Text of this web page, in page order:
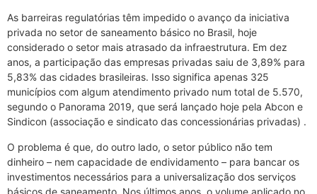
As barreiras regulatórias têm impedido o avanço da iniciativa
privada no setor de saneamento básico no Brasil, hoje
considerado o setor mais atrasado da infraestrutura. Em dez
anos, a participação das empresas privadas saiu de 3,89% para
5,83% das cidades brasileiras. Isso significa apenas 325
municípios com algum atendimento privado num total de 5.570,
segundo o Panorama 2019, que será lançado hoje pela Abcon e
Sindicon (associação e sindicato das concessionárias privadas) .
O problema é que, do outro lado, o setor público não tem
dinheiro – nem capacidade de endividamento – para bancar os
investimentos necessários para a universalização dos serviços
básicos de saneamento. Nos últimos anos, o volume aplicado no